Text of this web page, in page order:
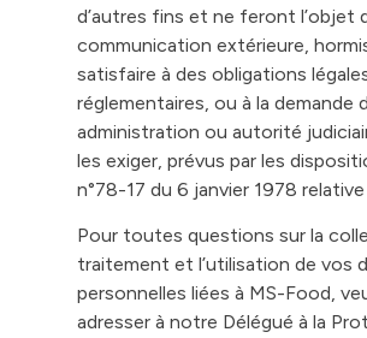
d’autres fins et ne feront l’objet
communication extérieure,
satisfaire à des obligations
réglementaires, ou à la demande
administration ou autorité
les exiger, prévus par les
n°78-17 du 6 janvier 1978
Pour toutes questions sur la
traitement et l’utilisation de vos
personnelles liées à MS-Food,
adresser à notre Délégué à la